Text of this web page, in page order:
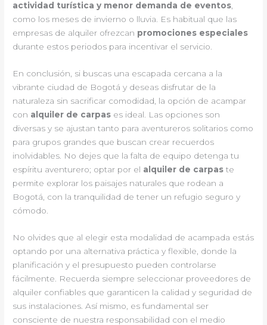
actividad turística y menor demanda de eventos
como los meses de invierno o lluvia. Es habitual que las
empresas de alquiler ofrezcan promociones especiales
durante estos periodos para incentivar el servicio.
En conclusión, si buscas una escapada cercana a la
vibrante ciudad de Bogotá y deseas disfrutar de la
naturaleza sin sacrificar comodidad, la opción de acampar
con alquiler de carpas es ideal. Las opciones son
diversas y se ajustan tanto para aventureros solitarios como
para grupos grandes que buscan crear recuerdos
inolvidables. No dejes que la falta de equipo detenga tu
espíritu aventurero; optar por el alquiler de carpas te
permite explorar los paisajes naturales que rodean a
Bogotá, con la tranquilidad de tener un refugio seguro y
cómodo.
No olvides que al elegir esta modalidad de acampada estás
optando por una alternativa práctica y flexible, donde la
planificación y el presupuesto pueden controlarse
fácilmente. Recuerda siempre seleccionar proveedores de
alquiler confiables que garanticen la calidad y seguridad de
sus instalaciones. Así mismo, es fundamental ser
consciente de nuestra responsabilidad con el medio